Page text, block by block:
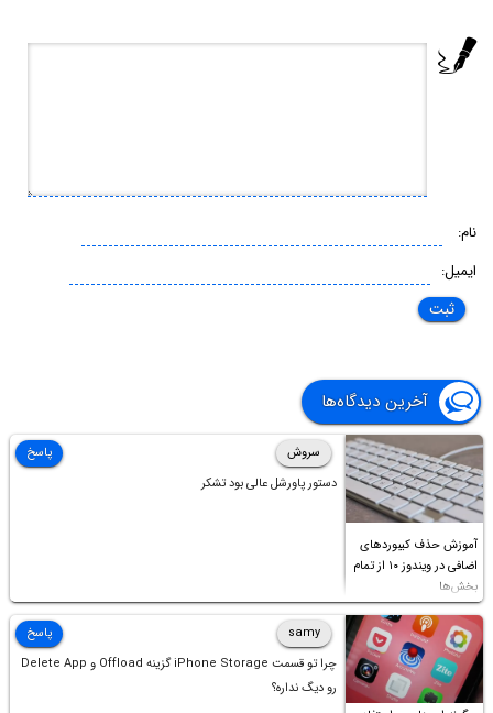
نام:
ایمیل:
آخرین دیدگاه‌ها
آموزش حذف کیبوردهای
اضافی در ویندوز ۱۰ از تمام
بخش‌ها
سروش
دستور پاورشل عالی بود تشکر
پاسخ
samy
چرا تو قسمت iPhone Storage گزینه Offload و Delete App
رو دیگ نداره؟
پاسخ